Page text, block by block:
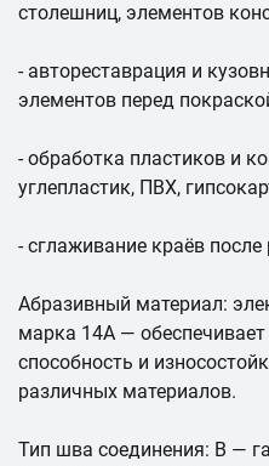
столешниц, элементов
- автореставрация и
элементов перед
- обработка пластиков и
углепластик, ПВХ,
- сглаживание краёв
Абразивный материал:
марка 14A —
способность и
различных материалов.
Тип шва соединения: В —